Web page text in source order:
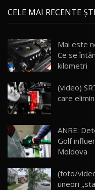
chinez
/17:27
15 14:37
16
13:10
17 20:06
30:08
CELE MAI RECENTE
Mai este
Ce se
kilometri
(video)
care
ANRE:
Golf
Moldova
(foto/
uneori